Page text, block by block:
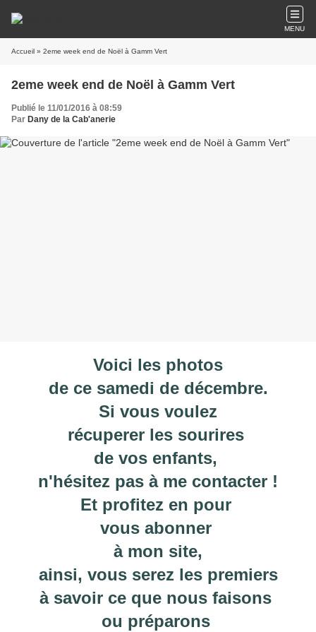
MENU
Accueil » 2eme week end de Noël à Gamm Vert
2eme week end de Noël à Gamm Vert
Publié le 11/01/2016 à 08:59
Par Dany de la Cab'anerie
Voici les photos
de ce samedi de décembre.
Si vous voulez
récuperer les sourires
de vos enfants,
n'hésitez pas à me contacter !
Et profitez en pour
vous abonner
à mon site,
ainsi, vous serez les premiers
à savoir ce que nous faisons
ou préparons